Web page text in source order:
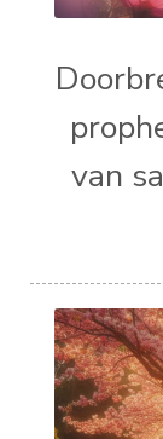
van